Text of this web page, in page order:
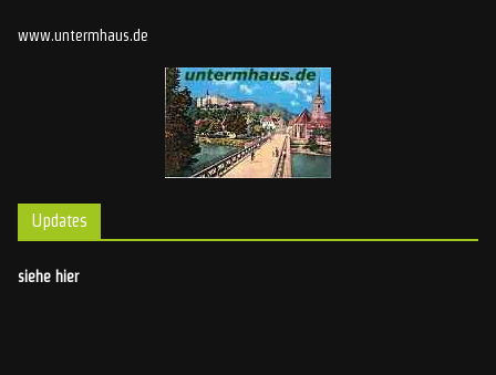
www.untermhaus.de
Updates
siehe hier